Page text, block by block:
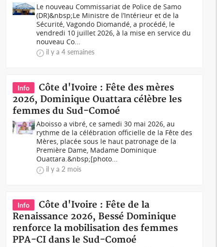
Le nouveau Commissariat de Police de Samo
(DR)&nbsp;Le Ministre de l’Intérieur et de la
Sécurité, Vagondo Diomandé, a procédé, le
vendredi 10 juillet 2026, à la mise en service du
nouveau Co...
il y a 4 semaines
Info
Côte d'Ivoire : Fête des mères
2026, Dominique Ouattara célèbre les
femmes du Sud-Comoé
Aboisso a vibré, ce samedi 30 mai 2026, au
rythme de la célébration officielle de la Fête des
Mères, placée sous le haut patronage de la
Première Dame, Madame Dominique
Ouattara.&nbsp;[photo...
il y a 2 mois
Info
Côte d'Ivoire : Fête de la
Renaissance 2026, Bessé Dominique
renforce la mobilisation des femmes
PPA-CI dans le Sud-Comoé